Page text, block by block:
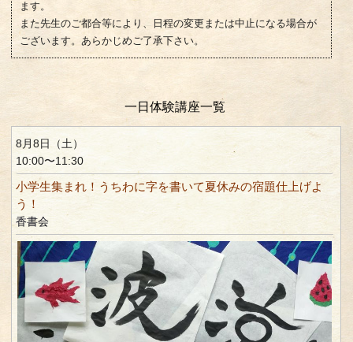
ます。
また先生のご都合等により、日程の変更または中止になる場合が
ございます。あらかじめご了承下さい。
一日体験講座一覧
8月8日（土）
10:00〜11:30
小学生集まれ！うちわに字を書いて夏休みの宿題仕上げよ
う！
香書会